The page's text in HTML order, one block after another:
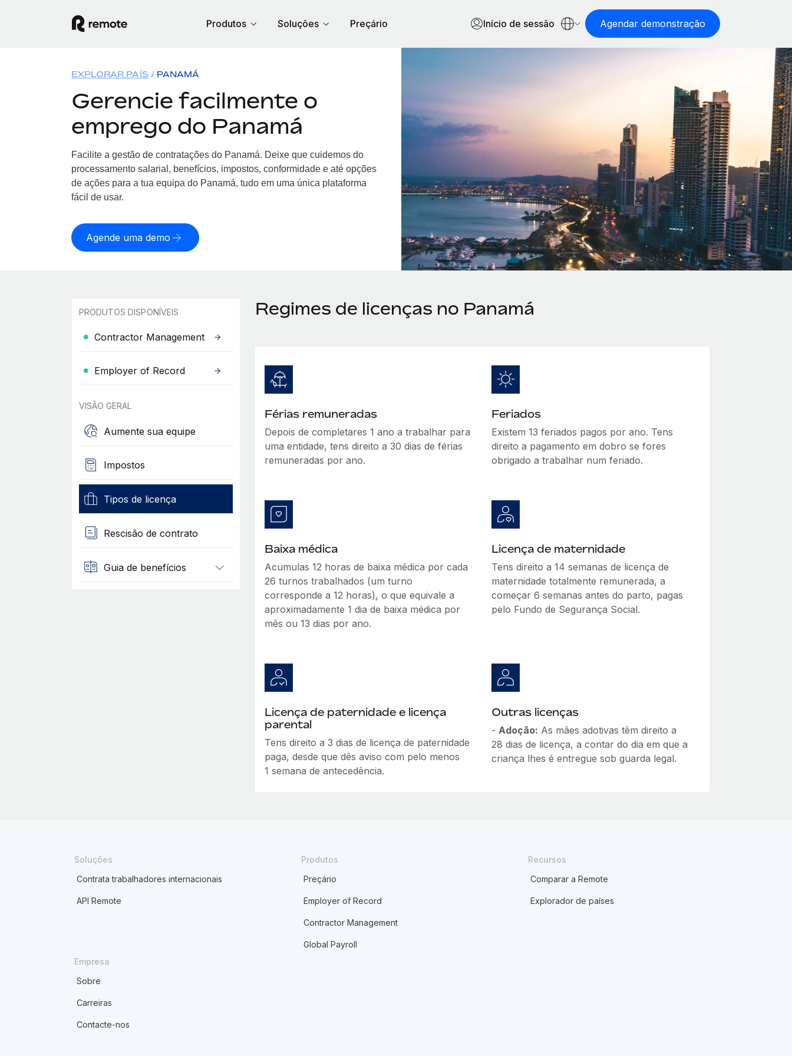
Produtos Soluções Preçário Início de sessão Agendar demonstração
EXPLORAR PAÍS PANAMÁ
Gerencie facilmente o
emprego do Panamá
Facilite a gestão de contratações doPanamá. Deixe que cuidemos do
processamento salarial, benefícios, impostos, conformidade e até opções
de ações para a tua equipa doPanamá, tudo em uma única plataforma
fácil de usar.
Agende uma demo
PRODUTOS DISPONÍVEIS
Contractor Management
Employer of Record
VISÃO GERAL
Aumente sua equipe
Impostos
Tipos de licença
Rescisão de contrato
Guia de benefícios
Regimes de licenças no Panamá
Férias remuneradas
Depois de completares 1 ano a trabalhar para
uma entidade, tens direito a 30 dias de férias
remuneradas por ano.
Feriados
Existem 13 feriados pagos por ano. Tens
direito a pagamento em dobro se fores
obrigado a trabalhar num feriado.
Baixa médica
Acumulas 12 horas de baixa médica por cada
26 turnos trabalhados (um turno
corresponde a 12 horas), o que equivale a
aproximadamente 1 dia de baixa médica por
mês ou 13 dias por ano.
Licença de maternidade
Tens direito a 14 semanas de licença de
maternidade totalmente remunerada, a
começar 6 semanas antes do parto, pagas
pelo Fundo de Segurança Social.
Licença de paternidade e licença
parental
Tens direito a 3 dias de licença de paternidade
paga, desde que dês aviso com pelo menos
1 semana de antecedência.
Outras licenças
-Adoção: As mães adotivas têm direito a
28 dias de licença, a contar do dia em que a
criança lhes é entregue sob guarda legal.
Soluções
Contrata trabalhadores internacionais
API Remote
Produtos
Preçário
Employer of Record
Contractor Management
Global Payroll
Recursos
Comparar a Remote
Explorador de países
Empresa
Sobre
Carreiras
Contacte-nos